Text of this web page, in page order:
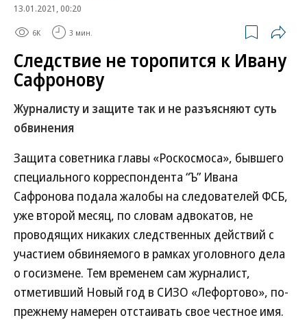
13.01.2021, 00:20
6K 3 мин.
Следствие не торопится к Ивану
Сафронову
Журналисту и защите так и не разъясняют суть
обвинения
Защита советника главы «Роскосмоса», бывшего
специального корреспондента “Ъ” Ивана
Сафронова подала жалобы на следователей ФСБ,
уже второй месяц, по словам адвокатов, не
проводящих никаких следственных действий с
участием обвиняемого в рамках уголовного дела
о госизмене. Тем временем сам журналист,
отметивший Новый год в СИЗО «Лефортово», по-
прежнему намерен отстаивать свое честное имя.